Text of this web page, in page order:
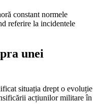
constant normele
referire la incidentele
unei
situația drept o evoluție
acțiunilor militare în